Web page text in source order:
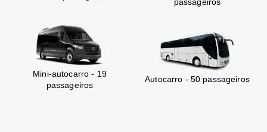
Mini-autocarro - 19
passageiros
Autocarro - 50 passageiros